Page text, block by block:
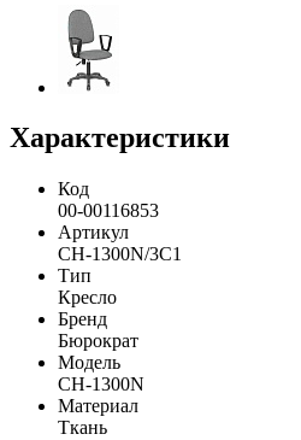
Характеристики
Код
00-00116853
Артикул
CH-1300N/3C1
Тип
Кресло
Бренд
Бюрократ
Модель
CH-1300N
Материал
Ткань